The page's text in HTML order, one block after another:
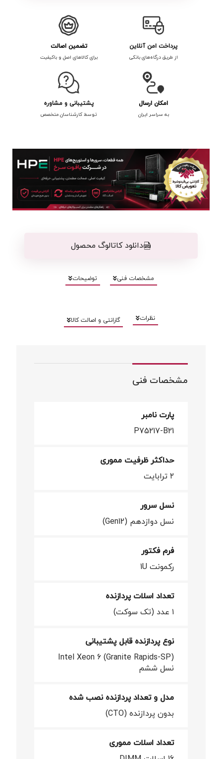
پرداخت امن آنلاین
از طریق درگاه‌های بانکی
تضمین اصالت
برای کالاهای اصل و باکیفیت
امکان ارسال
به سراسر ایران
پشتیبانی و مشاوره
توسط کارشناسان متخصص
دانلود کاتالوگ محصول
مشخصات فنی توضیحات
نظرات گارانتی و اصالت کالا
مشخصات فنی
پارت نامبر
P75217-B21
حداکثر ظرفیت مموری
۲ ترابایت
نسل سرور
نسل دوازدهم (Gen12)
فرم فکتور
رکمونت 1U
تعداد اسلات پردازنده
۱ عدد (تک سوکت)
نوع پردازنده قابل پشتیبانی
Intel Xeon 6 (Granite Rapids-SP)
نسل ششم
مدل و تعداد پردازنده نصب شده
بدون پردازنده (CTO)
تعداد اسلات مموری